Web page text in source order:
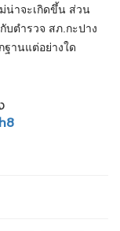
น่าจะเกิดขึ้น ส่วน
บตำรวจ สภ.กะปาง
านแต่อย่างใด